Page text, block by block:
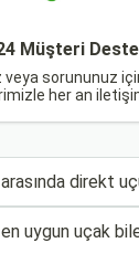
Müşteri
sorununuz
her an
direkt
uygun uçak